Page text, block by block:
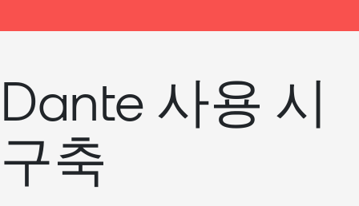
Dante 사용 시
구축